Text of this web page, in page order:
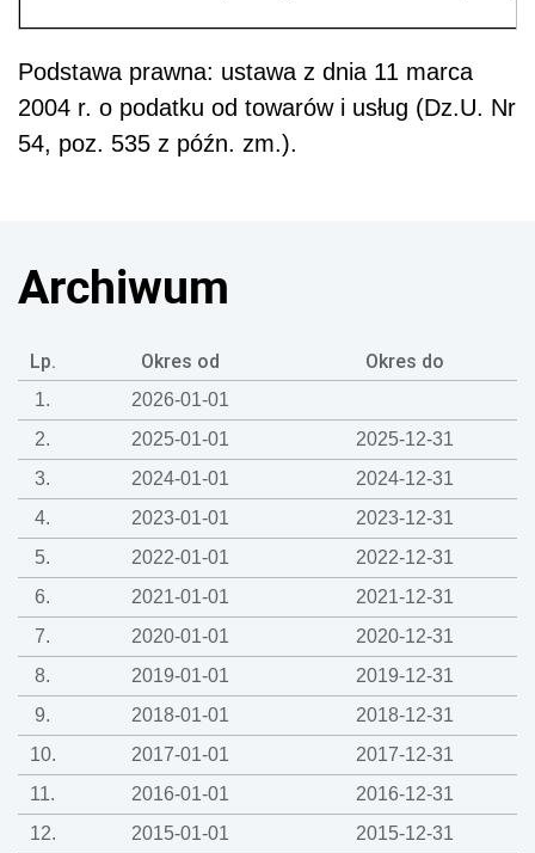
Podstawa prawna: ustawa z dnia 11 marca
2004 r. o podatku od towarów i usług (Dz.U. Nr
54, poz. 535 z późn. zm.).
Archiwum
Lp. Okres od Okres do
1.
2026-01-01
2.
2025-01-01
2025-12-31
3.
2024-01-01
2024-12-31
4.
2023-01-01
2023-12-31
5.
2022-01-01
2022-12-31
6.
2021-01-01
2021-12-31
7.
2020-01-01
2020-12-31
8.
2019-01-01
2019-12-31
9.
2018-01-01
2018-12-31
10.
2017-01-01
2017-12-31
11.
2016-01-01
2016-12-31
12.
2015-01-01
2015-12-31